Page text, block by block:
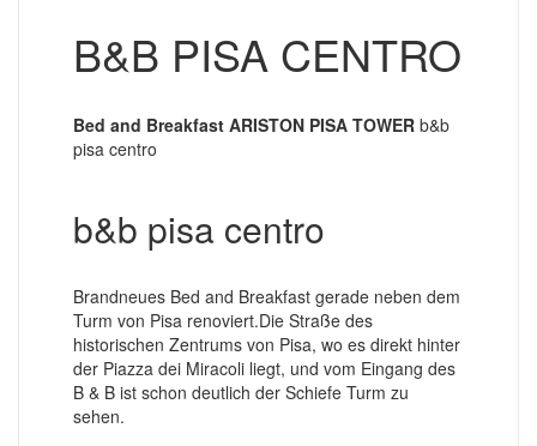
B&B PISA CENTRO
Bed and Breakfast ARISTON PISA TOWER b&b
pisa centro
b&b pisa centro
Brandneues Bed and Breakfast gerade neben dem
Turm von Pisa renoviert.Die Straße des
historischen Zentrums von Pisa, wo es direkt hinter
der Piazza dei Miracoli liegt, und vom Eingang des
B & B ist schon deutlich der Schiefe Turm zu
sehen.